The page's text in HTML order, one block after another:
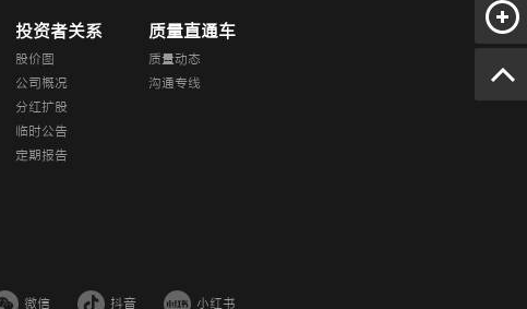
投资者关系
股价图
公司概况
分红扩股
临时公告
定期报告
质量直通车
质量动态
沟通专线
微信 抖音 小红书